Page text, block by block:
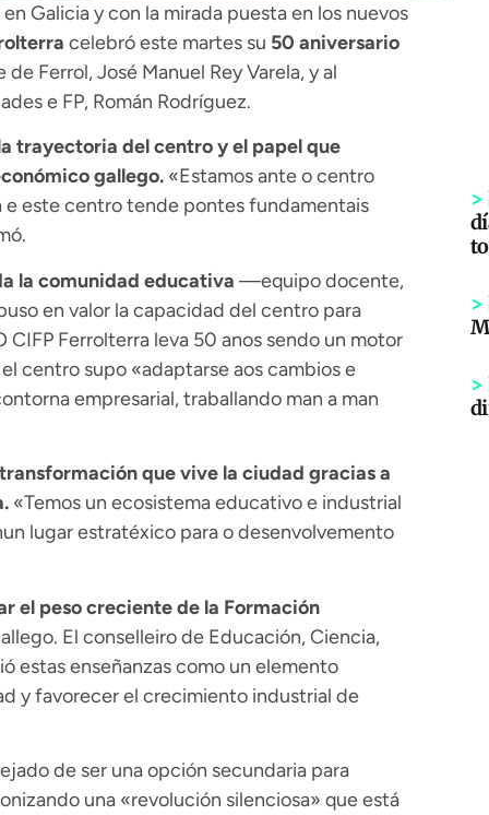
Galicia y con la mirada puesta en los nuevos
celebró este martes su 50 aniversario
Ferrol, José Manuel Rey Varela, y al
e FP, Román Rodríguez.
trayectoria del centro y el papel que
gallego.«Estamos ante o centro
e este centro tende pontes fundamentais
la comunidad educativa —equipo docente,
en valor la capacidad del centro para
Ferrolterra leva 50 anos sendo un motor
centro supo «adaptarse aos cambios e
empresarial, traballando man a man
que vive la ciudad gracias a
«Temos un ecosistema educativo e industrial
lugar estratéxico para o desenvolvemento
el peso creciente de la Formación
El conselleiro de Educación, Ciencia,
estas enseñanzas como un elemento
y favorecer el crecimiento industrial de
de ser una opción secundaria para
una «revolución silenciosa» que está
>
>
>